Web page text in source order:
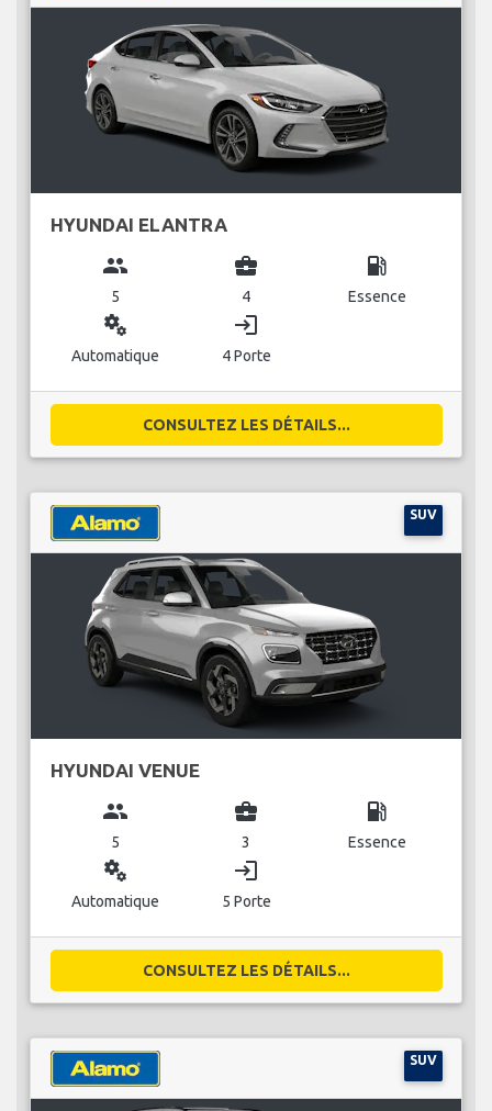
HYUNDAI ELANTRA
group
5
business_center
4
local_gas_station
Essence
miscellaneous_services
Automatique
login
4 Porte
CONSULTEZ LES DÉTAILS...
SUV
HYUNDAI VENUE
group
5
business_center
3
local_gas_station
Essence
miscellaneous_services
Automatique
login
5 Porte
CONSULTEZ LES DÉTAILS...
SUV